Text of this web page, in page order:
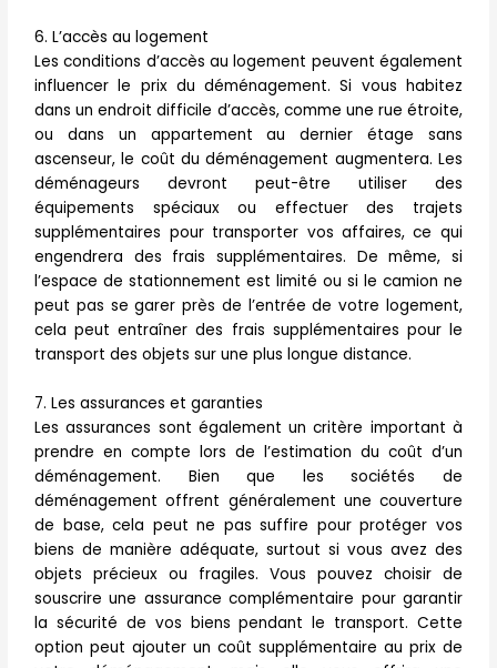
6. L’accès au logement
Les conditions d’accès au logement peuvent également
influencer le prix du déménagement. Si vous habitez
dans un endroit difficile d’accès, comme une rue étroite,
ou dans un appartement au dernier étage sans
ascenseur, le coût du déménagement augmentera. Les
déménageurs devront peut-être utiliser des
équipements spéciaux ou effectuer des trajets
supplémentaires pour transporter vos affaires, ce qui
engendrera des frais supplémentaires. De même, si
l’espace de stationnement est limité ou si le camion ne
peut pas se garer près de l’entrée de votre logement,
cela peut entraîner des frais supplémentaires pour le
transport des objets sur une plus longue distance.
7. Les assurances et garanties
Les assurances sont également un critère important à
prendre en compte lors de l’estimation du coût d’un
déménagement. Bien que les sociétés de
déménagement offrent généralement une couverture
de base, cela peut ne pas suffire pour protéger vos
biens de manière adéquate, surtout si vous avez des
objets précieux ou fragiles. Vous pouvez choisir de
souscrire une assurance complémentaire pour garantir
la sécurité de vos biens pendant le transport. Cette
option peut ajouter un coût supplémentaire au prix de